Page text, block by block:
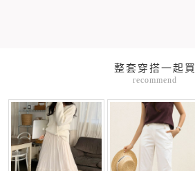
整套穿搭一起買
recommend